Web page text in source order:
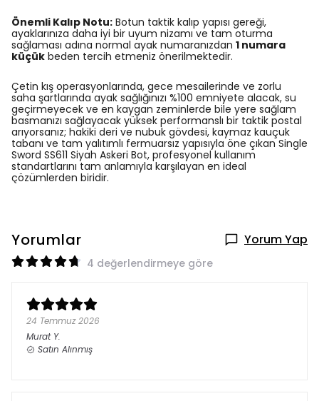
Önemli Kalıp Notu: Botun taktik kalıp yapısı gereği,
ayaklarınıza daha iyi bir uyum nizamı ve tam oturma
sağlaması adına normal ayak numaranızdan 1 numara
küçük beden tercih etmeniz önerilmektedir.
Çetin kış operasyonlarında, gece mesailerinde ve zorlu
saha şartlarında ayak sağlığınızı %100 emniyete alacak, su
geçirmeyecek ve en kaygan zeminlerde bile yere sağlam
basmanızı sağlayacak yüksek performanslı bir taktik postal
arıyorsanız; hakiki deri ve nubuk gövdesi, kaymaz kauçuk
tabanı ve tam yalıtımlı fermuarsız yapısıyla öne çıkan Single
Sword SS611 Siyah Askeri Bot, profesyonel kullanım
standartlarını tam anlamıyla karşılayan en ideal
çözümlerden biridir.
Yorumlar Yorum Yap
4 değerlendirmeye göre
24 Temmuz 2026
Murat Y.
Satın Alınmış